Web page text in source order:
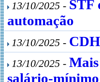
13/10/2025 - STF
automação
13/10/2025 -
13/10/2025 -
salário-mínimo